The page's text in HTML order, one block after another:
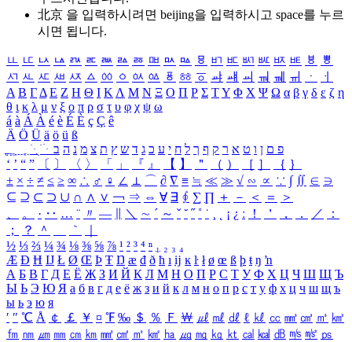
北京 을 입력하시려면 beijing을 입력하시고 space를 누르
시면 됩니다.
ㅥ ㅦ ㅧ ㅨ ㅩ ㅪ ㅫ ㅬ ㅭ ㅮ ㅯ ㅰ ㅱ ㅲ ㅳ ㅴ ㅵ ㅶ ㅷ ㅸ
ㅹ
ㅺ ㅻ ㅼ ㅽ ㅾ ㅿ ㆀ ㆁ ㆂ ㆃ ㆄ ㆅ ㆆ ㆇ ㆈ ㆉ ㆊ ㆋ ㆌ ㆍ
ㆎ
Α Β ΓΔ Ε Ζ Η Θ Ι ΚΛ Μ Ν Ξ Ο Π Ρ Σ ΤΥ Φ Χ Ψ Ω α β γ δ ε ζ η
θ ι κ λ μ ν ξ ο π ρ σ τ υ φ χ ψ ω
á à Á À é è É È ç Ç ê
Ä Ö Ü ä ö ü ß
ִֶֹ ֻּ ׁׂ פ ם ן ו ט א ר ק ף ך ל ח י ע כ ג ד ש ץ ת צ מ נ ה ב
‘ ’ “ ” 〔 〕 〈 〉 「 」 『 』 【 】 ＂ （ ） ［ ］ ｛ ｝
± × ÷ ≠ ≤ ≥ ∞ ∴ ♂ ♀ ∠ ⊥ ⌒ ∂ ∇ ≡ ≒ ≪ ≫ √ ∽ ∝ ∵ ∫ ∬ ∈ ∋
⊆ ⊇ ⊂ ⊃ ∪ ∩ ∧ ∨ ￢ ⇒ ⇔ ∀ ∃ ∮ ∑ ∏ ＋ － ＜ ＝
＞
、
。 · ‥ … ¨ 〃 ― ＼ ∼ ´ ～ ˇ ˘ ˝ ˚ ˙ ¸ ¡ ¿ ː ！ ＇ ， ． ／
：
；
？ ＾ ｀
½ ⅓ ⅔ ¼ ¾ ⅛ ⅜ ⅝ ⅞ ¹ ² ³ ⁴ ⁿ ₁ ₂ ₃ ₄
Æ Ð Ħ Ĳ Ł Ø Œ Þ Ŧ Ŋ æ đ ð ħ ı ĳ ĸ ŀ ł ø œ ß þ ŧ ŋ ŉ
А Б В Г Д Е Ё Ж З И Й К Л М Н О П Р С Т У Ф Х Ц Ч Ш Щ Ъ
Ы Ь Э Ю Я а б в г д е ё ж з и й к л м н о п р с т у ф х ц ч ш щ ъ
ы ь э ю я
′ ″ ℃ Å ￠ ￡ ￥ ¤ ℉ ‰ ＄ ％ Ｆ ￦ ㎕ ㎖ ㎗ ℓ ㎘ ㏄ ㎣ ㎤ ㎥ ㎦
㎙ ㎚ ㎛ ㎜ ㎝ ㎞ ㎟ ㎠ ㎡ ㎢ ㏊ ㎍ ㎎ ㎏ ㏏ ㎈ ㎉ ㏈ ㎧ ㎨ ㎰